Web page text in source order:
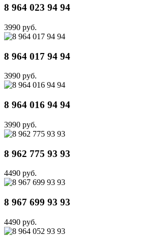
8 964 023 94 94
3990 руб.
8 964 017 94 94
3990 руб.
8 964 016 94 94
3990 руб.
8 962 775 93 93
4490 руб.
8 967 699 93 93
4490 руб.